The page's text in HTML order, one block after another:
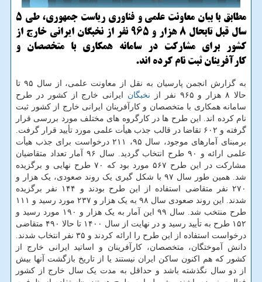
مطابق با بیان معاونت علمی و فناوری ریاست جمهوری، طی 5
سال قبل تابحال 8 هزار و 965 نفر از نخبگان ایرانی خارج از
کشور برای مشارکت در سامانه همکاری با متخصصان و
کارآفرینان ثبت نام کرده اند.
به گزارش انجمن پارسیان به نقل از معاونت علمی، از سال ۹۵ تا
حالا ۸ هزار و ۹۶۵ نفر از
نخبگان ایرانی خارج از کشور در طرح
سامانه همکاری با متخصصان و کارآفرینان ایرانی خارج از کشور ثبت
نام کرده اند. این طرح ها در کارگروه های مختلف مورد بررسی قرار
گرفته و ۶۰۲ تقاضا در قالب جذب هیأت علمی مورد تأیید قرار گرفت.
برمبنای آمارهای موجود، سال ۹۵، ۲۱۱ درخواست برای جذب هیأت
علمی ارائه و ۹۰ طرح انتخاب گردید. سال ۹۶ آمار تعداد متقاضیان
مشارکت در این طرح ۵۶۷ مورد بود که ۷۰ طرح نهایی و برگزیده
شد. همین طور سال ۹۷ با شکل گیری یک روند صعودی، یک هزار و
۲۷۰ نفر متقاضی استفاده از این طرح بودند و ۱۴۴ نفر برگزیده
شدند. این روند صعودی سال ۹۸ به یک هزار و ۲۳۷ مورد رسید و ۱۱۱
طرح منتخب شد. سال ۹۹ این آمار به یک هزار و ۱۹۰ مورد رسید و
۱۵۲ طرح به تأیید رسید و در نهایت از سال ۱۴۰۰ تا حالا ۴۹۰ متقاضی
درخواست استفاده از این طرح را ارائه کردند و ۳۵ نفر انتخاب شدند.
دانش آموختگان، متخصصان، کارآفرینان و اساتید ایرانی خارج از
کشور که هم اکنون ساکن ایران نیستند یا از تاریخ بازگشت آنها بیش
از دو سال نگذشته باشد و حداقل به مدت یک سال خارج از کشور